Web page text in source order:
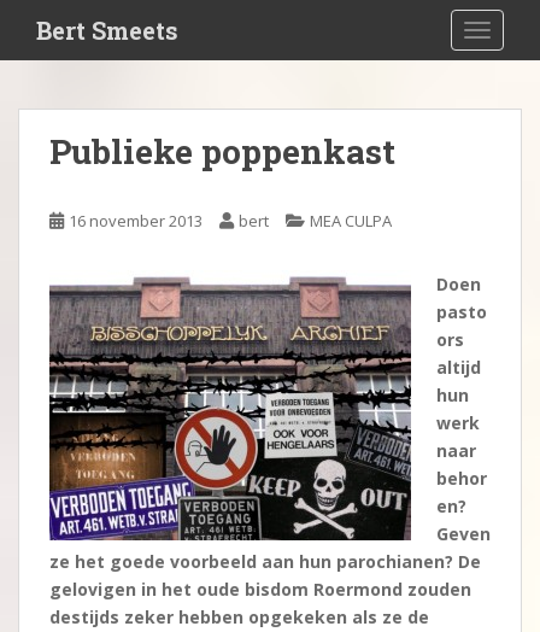
i
Bert Smeets
Publieke poppenkast
16 november 2013 bert MEA CULPA
Doen
pasto
ors
altijd
hun
werk
naar
behor
en?
Geven
ze het goede voorbeeld aan hun parochianen? De
gelovigen in het oude bisdom Roermond zouden
destijds zeker hebben opgekeken als ze de